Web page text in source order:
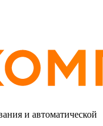
и автоматической